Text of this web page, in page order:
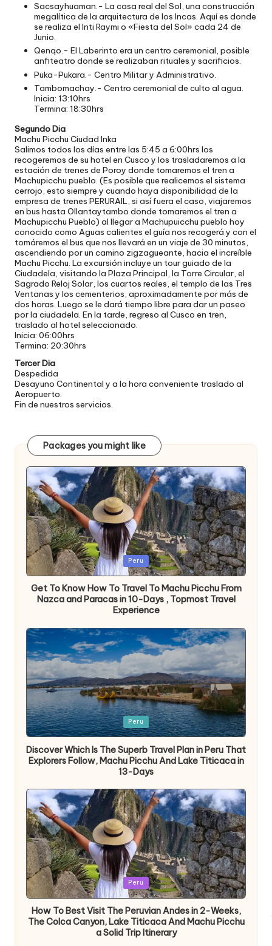
Sacsayhuaman.- La casa real del Sol, una construcción
megalítica de la arquitectura de los Incas. Aquí es donde
se realiza el Inti Raymi o «Fiesta del Sol» cada 24 de
Junio.
Qenqo.- El Laberinto era un centro ceremonial, posible
anfiteatro donde se realizaban rituales y sacrificios.
Puka-Pukara.- Centro Militar y Administrativo.
Tambomachay.- Centro ceremonial de culto al agua.
Inicia: 13:10hrs
Termina: 18:30hrs
Segundo Dia
Machu Picchu Ciudad Inka
Salimos todos los días entre las 5:45 a 6:00hrs los
recogeremos de su hotel en Cusco y los trasladaremos a la
estación de trenes de Poroy donde tomaremos el tren a
Machupicchu pueblo. (Es posible que realicemos el sistema
cerrojo, esto siempre y cuando haya disponibilidad de la
empresa de trenes PERURAIL, si así fuera el caso, viajaremos
en bus hasta Ollantaytambo donde tomaremos el tren a
Machupicchu Pueblo) al llegar a Machupuicchu pueblo hoy
conocido como Aguas calientes el guía nos recogerá y con el
tomáremos el bus que nos llevará en un viaje de 30 minutos,
ascendiendo por un camino zigzagueante, hacia el increíble
Machu Picchu. La excursión incluye un tour guiado de la
Ciudadela, visitando la Plaza Principal, la Torre Circular, el
Sagrado Reloj Solar, los cuartos reales, el templo de las Tres
Ventanas y los cementerios, aproximadamente por más de
dos horas. Luego se le dará tiempo libre para dar un paseo
por la ciudadela. En la tarde, regreso al Cusco en tren,
traslado al hotel seleccionado.
Inicia: 06:00hrs
Termina: 20:30hrs
Tercer Dia
Despedida
Desayuno Continental y a la hora conveniente traslado al
Aeropuerto.
Fin de nuestros servicios.
Packages you might like
Publicada
en
Peru
Get To Know How To Travel To Machu Picchu From
Nazca and Paracas in 10-Days , Topmost Travel
Experience
Publicada
en
Peru
Discover Which Is The Superb Travel Plan in Peru That
Explorers Follow, Machu Picchu And Lake Titicaca in
13-Days
Publicada
en
Peru
How To Best Visit The Peruvian Andes in 2-Weeks,
The Colca Canyon, Lake Titicaca And Machu Picchu
a Solid Trip Itinerary